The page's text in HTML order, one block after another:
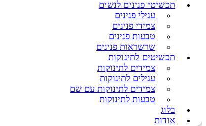
תכשיטי פנינים לנשים
עגילי פנינים
צמידי פנינים
טבעות פנינים
שרשראות פנינים
תכשיטים לתינוקות
צמידים לתינוקות
עגילים לתינוקות
צמידים לתינוקות עם שם
טבעות לתינוקות
בלוג
אודות